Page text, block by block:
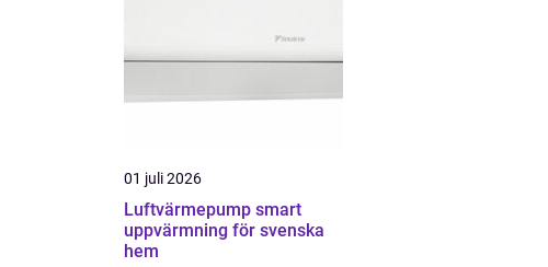
01 juli 2026
Luftvärmepump smart
uppvärmning för svenska
hem